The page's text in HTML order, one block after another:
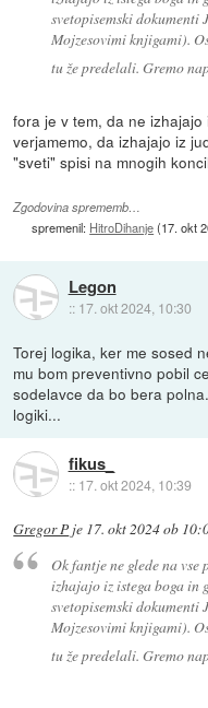
svetopisemski
Mojzesovimi knjigami).
tu že predelali. Gremo
fora je v tem, da ne
verjamemo, da izhajajo iz
"sveti" spisi na mnogih
Zgodovina sprememb…
spremenil: HitroDihanje(17. okt
Legon
:: 17. okt 2024, 10:30
Torej logika, ker me sosed
mu bom preventivno pobil
sodelavce da bo bera
logiki...
fikus_
:: 17. okt 2024, 10:39
Gregor P je 17. okt 2024 ob
Ok fantje ne glede na vse
izhajajo iz istega boga in
svetopisemski
Mojzesovimi knjigami).
tu že predelali. Gremo